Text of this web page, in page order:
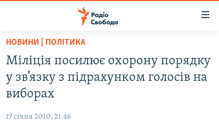
Перейти
основного
матеріалу
Перейти
до
основної
ВСЕ ЗА ДОБУ
СТАТТІ
ЕКОНОМІКА
РОСІЙСЬКА «ФІЛЬТРАЦІЯ»
НОВИНИ | ПОЛІТИКА
Міліція посилює охорону порядку
у зв’язку з підрахунком голосів на
виборах
17 січня 2010, 21:46